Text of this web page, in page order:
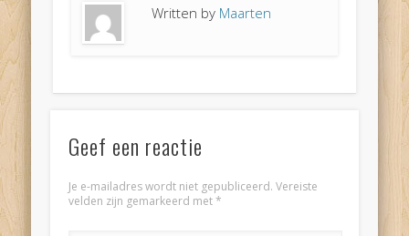
Written by Maarten
Geef een reactie
Je e-mailadres wordt niet gepubliceerd. Vereiste
velden zijn gemarkeerd met*